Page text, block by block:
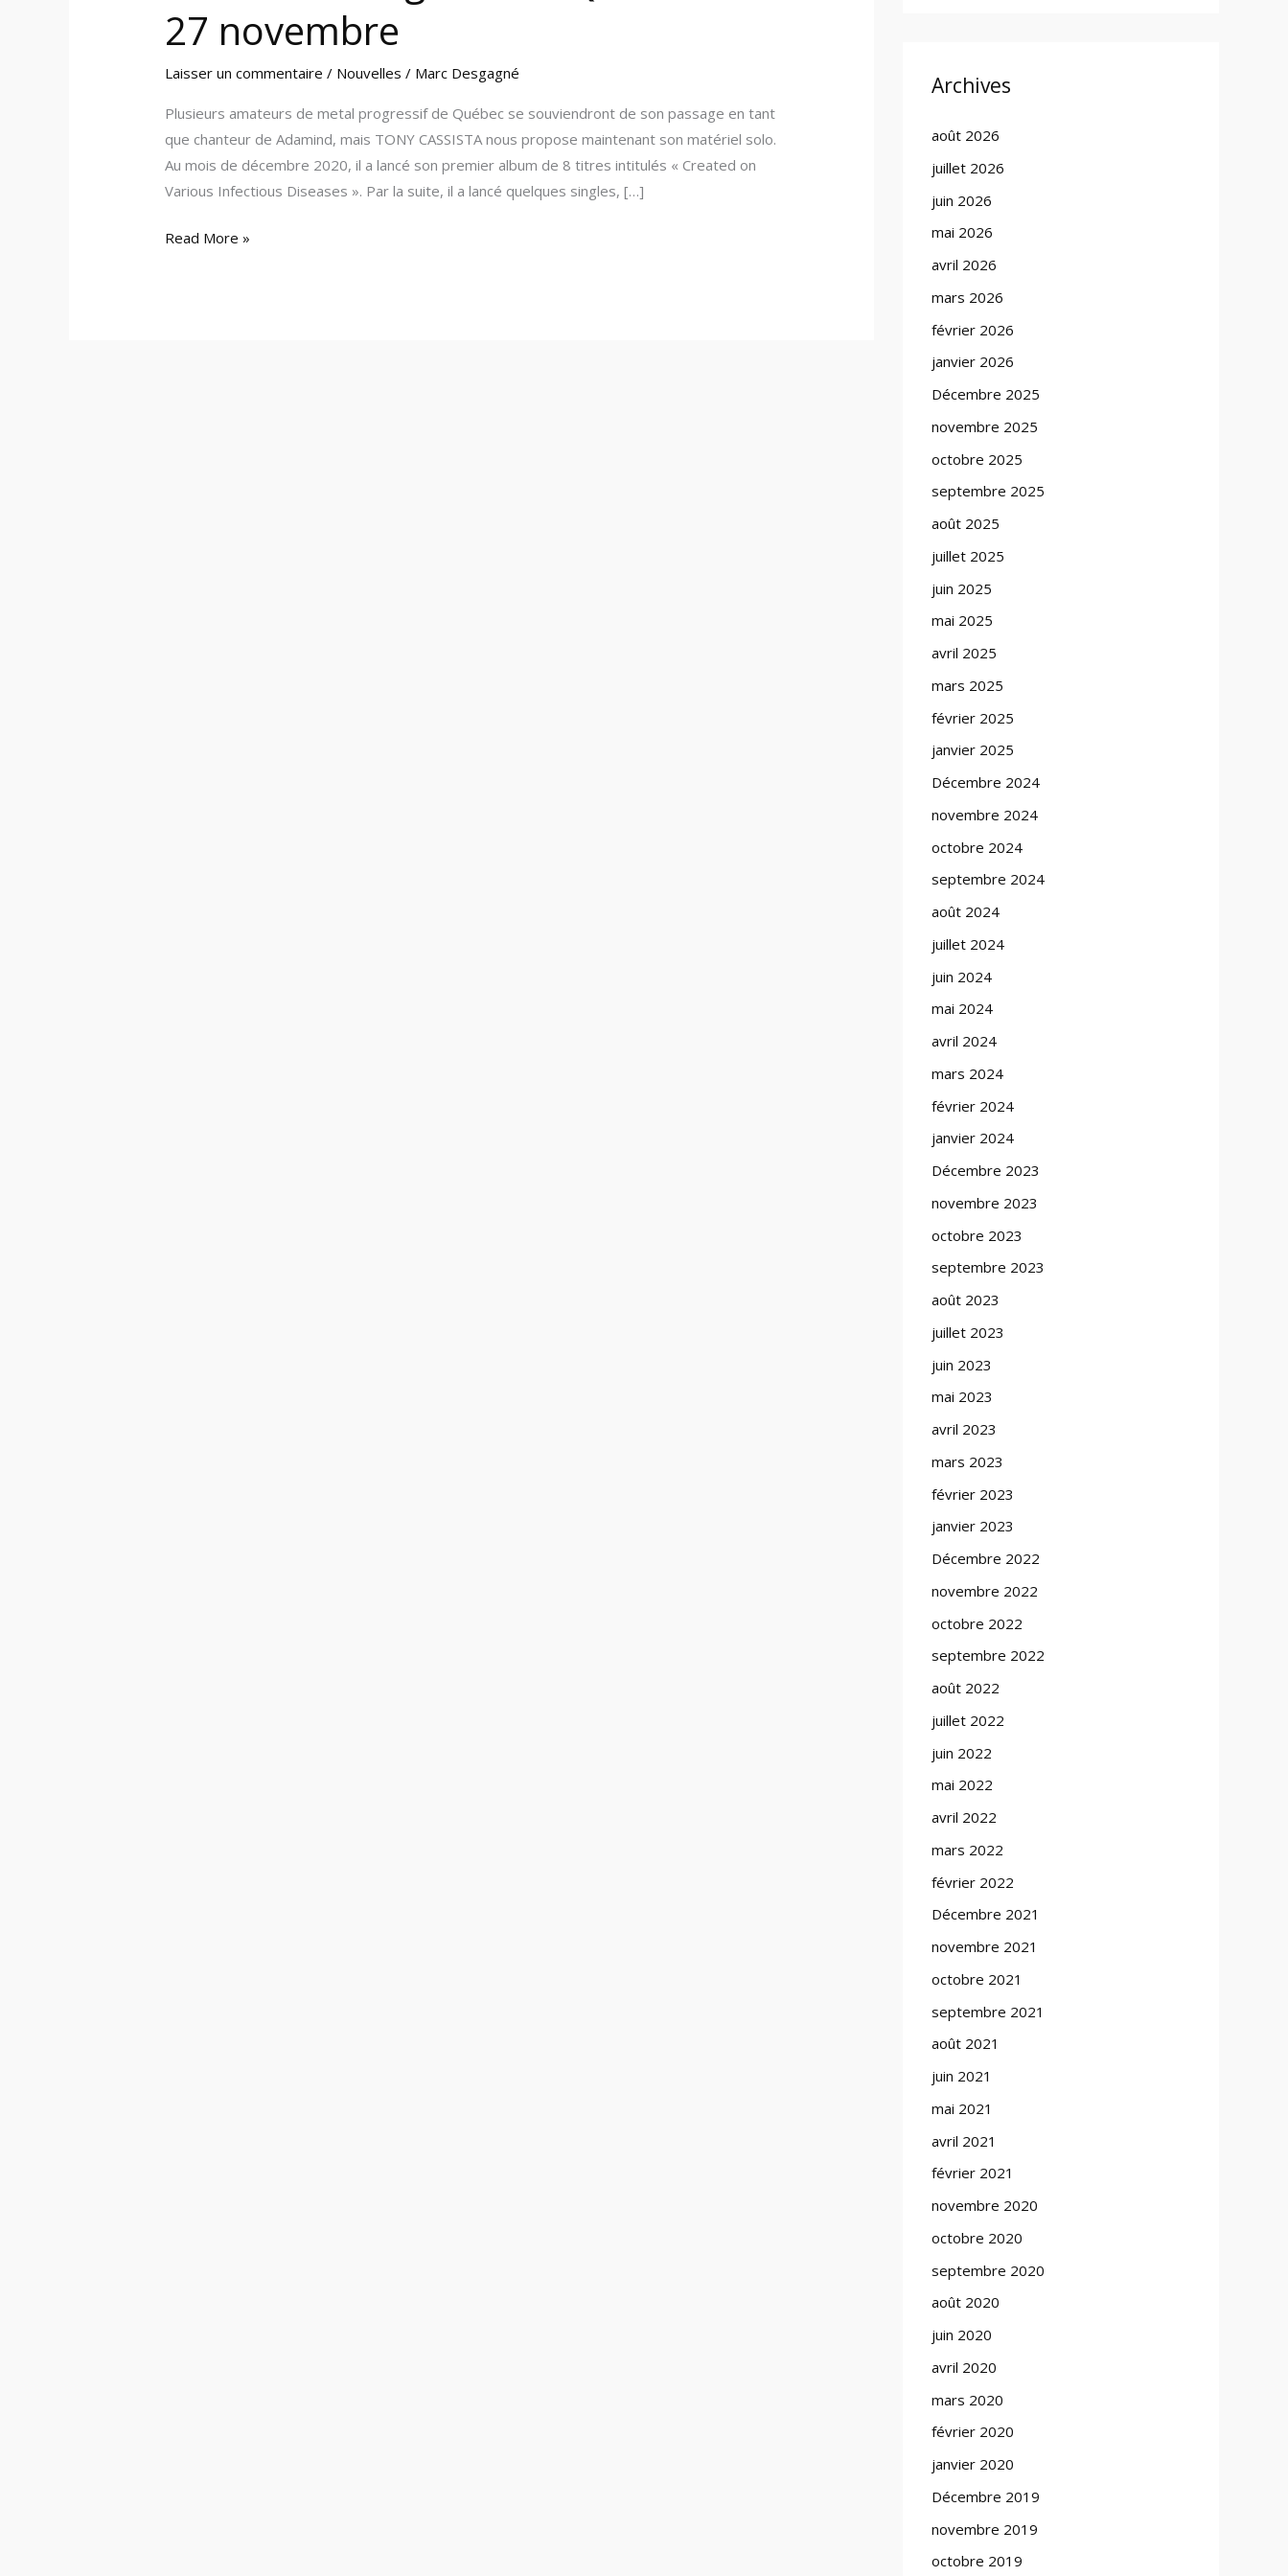
27 novembre
Laisser un commentaire / Nouvelles / Marc Desgagné
Plusieurs amateurs de metal progressif de Québec se souviendront de son passage en tant
que chanteur de Adamind, mais TONY CASSISTA nous propose maintenant son matériel solo.
Au mois de décembre 2020, il a lancé son premier album de 8 titres intitulés « Created on
Various Infectious Diseases ». Par la suite, il a lancé quelques singles, […]
Read More »
Archives
août 2026
juillet 2026
juin 2026
mai 2026
avril 2026
mars 2026
février 2026
janvier 2026
Décembre 2025
novembre 2025
octobre 2025
septembre 2025
août 2025
juillet 2025
juin 2025
mai 2025
avril 2025
mars 2025
février 2025
janvier 2025
Décembre 2024
novembre 2024
octobre 2024
septembre 2024
août 2024
juillet 2024
juin 2024
mai 2024
avril 2024
mars 2024
février 2024
janvier 2024
Décembre 2023
novembre 2023
octobre 2023
septembre 2023
août 2023
juillet 2023
juin 2023
mai 2023
avril 2023
mars 2023
février 2023
janvier 2023
Décembre 2022
novembre 2022
octobre 2022
septembre 2022
août 2022
juillet 2022
juin 2022
mai 2022
avril 2022
mars 2022
février 2022
Décembre 2021
novembre 2021
octobre 2021
septembre 2021
août 2021
juin 2021
mai 2021
avril 2021
février 2021
novembre 2020
octobre 2020
septembre 2020
août 2020
juin 2020
avril 2020
mars 2020
février 2020
janvier 2020
Décembre 2019
novembre 2019
octobre 2019